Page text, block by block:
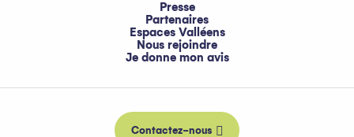
Presse
Partenaires
Espaces Valléens
Nous rejoindre
Je donne mon avis
Contactez-nous